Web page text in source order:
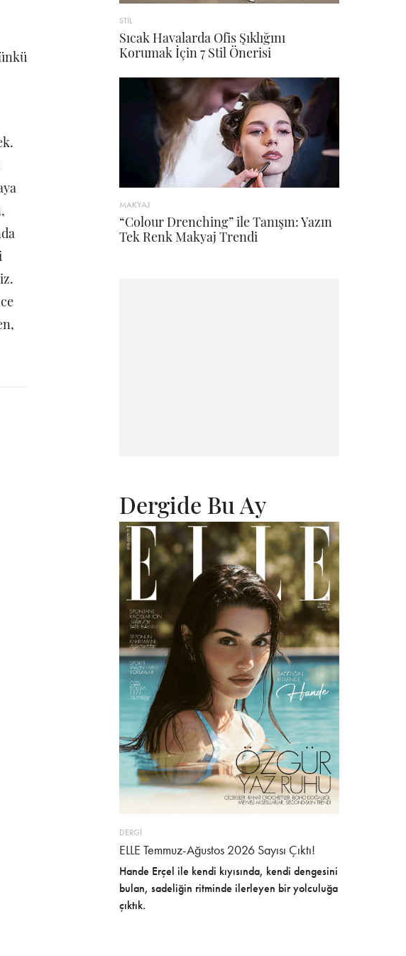
STİL
Sıcak Havalarda Ofis Şıklığını
Korumak İçin 7 Stil Önerisi
MAKYAJ
“Colour Drenching” ile Tanışın: Yazın
Tek Renk Makyaj Trendi
Dergide Bu Ay
DERGİ
ELLE Temmuz-Ağustos 2026 Sayısı Çıktı!
Hande Erçel ile kendi kıyısında, kendi dengesini
bulan, sadeliğin ritminde ilerleyen bir yolculuğa
çıktık.